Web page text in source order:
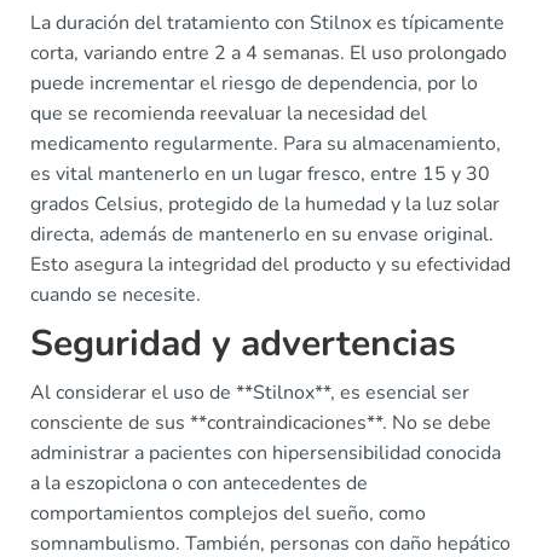
La duración del tratamiento con Stilnox es típicamente
corta, variando entre 2 a 4 semanas. El uso prolongado
puede incrementar el riesgo de dependencia, por lo
que se recomienda reevaluar la necesidad del
medicamento regularmente. Para su almacenamiento,
es vital mantenerlo en un lugar fresco, entre 15 y 30
grados Celsius, protegido de la humedad y la luz solar
directa, además de mantenerlo en su envase original.
Esto asegura la integridad del producto y su efectividad
cuando se necesite.
Seguridad y advertencias
Al considerar el uso de **Stilnox**, es esencial ser
consciente de sus **contraindicaciones**. No se debe
administrar a pacientes con hipersensibilidad conocida
a la eszopiclona o con antecedentes de
comportamientos complejos del sueño, como
somnambulismo. También, personas con daño hepático